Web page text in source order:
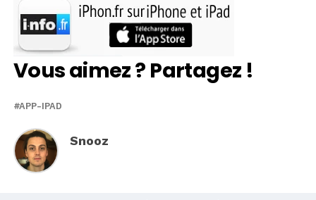
Vous aimez ? Partagez !
APP-IPAD
Snooz